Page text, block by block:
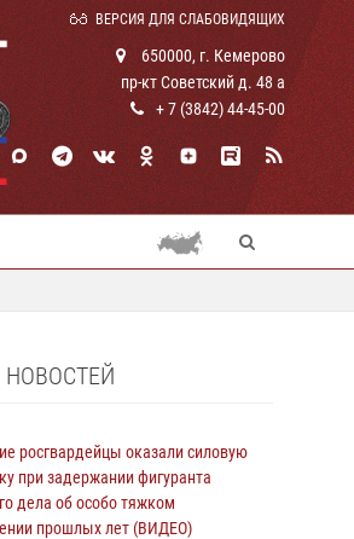
ВЕРСИЯ ДЛЯ СЛАБОВИДЯЩИХ
650000, г. Кемерово
пр-кт Советский д. 48 а
+ 7 (3842) 44-45-00
НОВОСТЕЙ
росгвардейцы оказали силовую
при задержании фигуранта
дела об особо тяжком
прошлых лет (ВИДЕО)